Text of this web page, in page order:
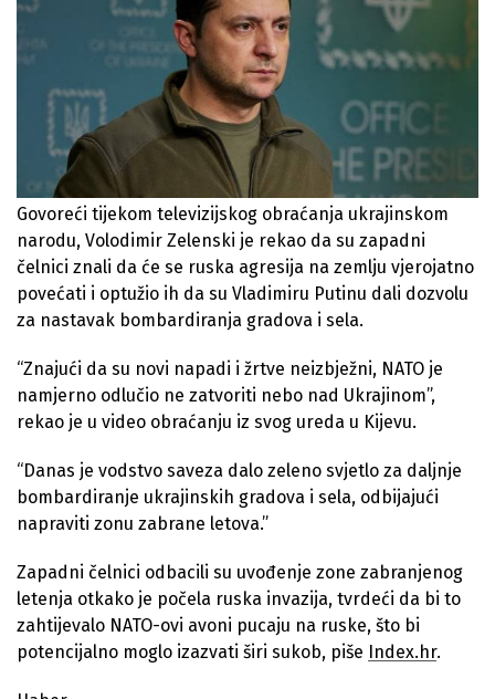
Govoreći tijekom televizijskog obraćanja ukrajinskom
narodu, Volodimir Zelenski je rekao da su zapadni
čelnici znali da će se ruska agresija na zemlju vjerojatno
povećati i optužio ih da su Vladimiru Putinu dali dozvolu
za nastavak bombardiranja gradova i sela.
“Znajući da su novi napadi i žrtve neizbježni, NATO je
namjerno odlučio ne zatvoriti nebo nad Ukrajinom”,
rekao je u video obraćanju iz svog ureda u Kijevu.
“Danas je vodstvo saveza dalo zeleno svjetlo za daljnje
bombardiranje ukrajinskih gradova i sela, odbijajući
napraviti zonu zabrane letova.”
Zapadni čelnici odbacili su uvođenje zone zabranjenog
letenja otkako je počela ruska invazija, tvrdeći da bi to
zahtijevalo NATO-ovi avoni pucaju na ruske, što bi
potencijalno moglo izazvati širi sukob, piše Index.hr.